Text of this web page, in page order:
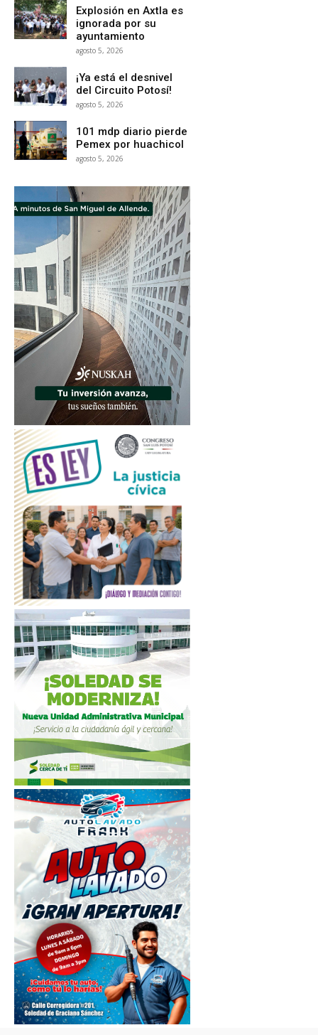
Explosión en Axtla es
ignorada por su
ayuntamiento
agosto 5, 2026
¡Ya está el desnivel
del Circuito Potosí!
agosto 5, 2026
101 mdp diario pierde
Pemex por huachicol
agosto 5, 2026